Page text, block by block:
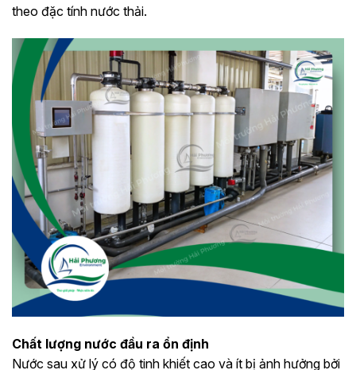
theo đặc tính nước thải.
Chất lượng nước đầu ra ổn định
Nước sau xử lý có độ tinh khiết cao và ít bị ảnh hưởng bởi